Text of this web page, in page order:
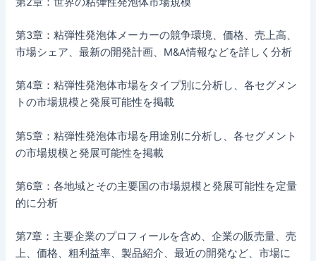
第3章：粘弾性発泡体メーカーの競争環境、価格、売上高、
市場シェア、最新の開発計画、M&A情報などを詳しく分析
第4章：粘弾性発泡体市場をタイプ別に分析し、各セグメン
トの市場規模と発展可能性を掲載
第5章：粘弾性発泡体市場を用途別に分析し、各セグメント
の市場規模と発展可能性を掲載
第6章：各地域とその主要国の市場規模と発展可能性を定量
的に分析
第7章：主要企業のプロフィールを含め、企業の販売量、売
上、価格、粗利益率、製品紹介、最近の開発など、市場に